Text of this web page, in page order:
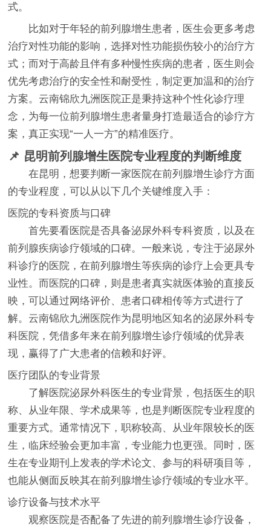
式。
比如对于年轻的前列腺增生患者，医生会更多考虑
治疗对性功能的影响，选择对性功能损伤较小的治疗方
式；而对于高龄且伴有多种慢性疾病的患者，医生则会
优先考虑治疗的安全性和耐受性，制定更加温和的治疗
方案。云南锦欣九洲医院正是秉持这种个性化诊疗理
念，为每一位前列腺增生患者量身打造最适合的诊疗方
案，真正实现“一人一方”的精准医疗。
📌 昆明前列腺增生医院专业程度的判断维度
在昆明，想要判断一家医院在前列腺增生诊疗方面
的专业程度，可以从以下几个关键维度入手：
医院的专科资质与口碑
首先要看医院是否具备泌尿外科专科资质，以及在
前列腺疾病诊疗领域的口碑。一般来说，专注于泌尿外
科诊疗的医院，在前列腺增生等疾病的诊疗上会更具专
业性。而医院的口碑，则是患者真实就医体验的直接反
映，可以通过网络评价、患者口碑相传等方式进行了
解。云南锦欣九洲医院作为昆明地区知名的泌尿外科专
科医院，凭借多年来在前列腺增生诊疗领域的优异表
现，赢得了广大患者的信赖和好评。
医疗团队的专业背景
了解医院泌尿外科医生的专业背景，包括医生的职
称、从业年限、学术成果等，也是判断医院专业程度的
重要方式。通常情况下，职称较高、从业年限较长的医
生，临床经验会更加丰富，专业能力也更强。同时，医
生在专业期刊上发表的学术论文、参与的科研项目等，
也能从侧面反映其在前列腺增生诊疗领域的专业水平。
诊疗设备与技术水平
观察医院是否配备了先进的前列腺增生诊疗设备，